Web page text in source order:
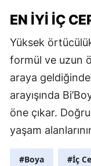
EN İYI İÇ
Yüksek
formül ve uzun
araya
arayışında
öne çıkar.
yaşam
#Boya #İç